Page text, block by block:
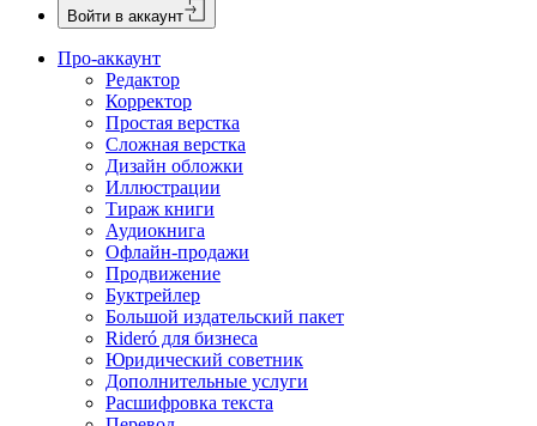
Войти в аккаунт
Про-аккаунт
Редактор
Корректор
Простая верстка
Сложная верстка
Дизайн обложки
Иллюстрации
Тираж книги
Аудиокнига
Офлайн-продажи
Продвижение
Буктрейлер
Большой издательский пакет
Rideró для бизнеса
Юридический советник
Дополнительные услуги
Расшифровка текста